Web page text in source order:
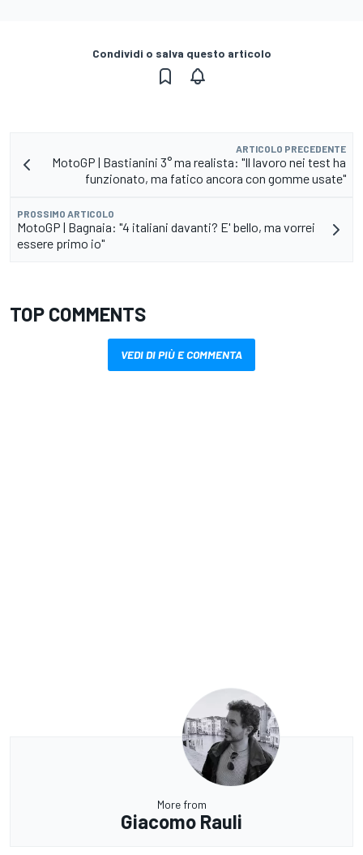
Condividi o salva questo articolo
ARTICOLO PRECEDENTE
MotoGP | Bastianini 3° ma realista: "Il lavoro nei test ha
funzionato, ma fatico ancora con gomme usate"
PROSSIMO ARTICOLO
MotoGP | Bagnaia: "4 italiani davanti? E' bello, ma vorrei
essere primo io"
TOP COMMENTS
VEDI DI PIÙ E COMMENTA
More from
Giacomo Rauli